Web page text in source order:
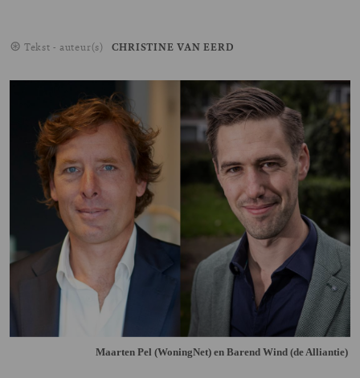
Tekst - auteur(s) CHRISTINE VAN EERD
Maarten Pel (WoningNet) en Barend Wind (de Alliantie)